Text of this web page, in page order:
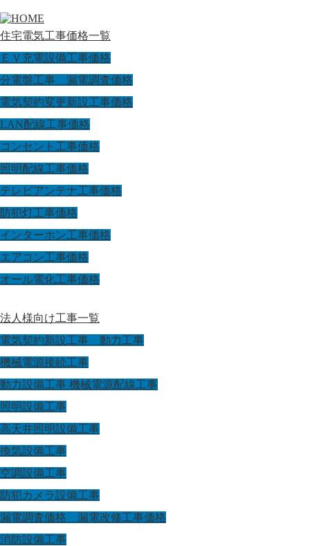
住宅電気工事価格一覧
ＥＶ充電設備工事価格
分電盤工事 漏電調査価格
電気契約変更新設工事価格
LAN配線工事価格
コンセント工事価格
照明配線工事価格
テレビアンテナ工事価格
防犯灯工事価格
インターホン工事価格
エアコン工事価格
オール電化工事価格
法人様向け工事一覧
電気契約新設工事 動力工事
機械電源接続工事
動力設備工事 機械電源配線工事
照明設備工事
高天井照明設備工事
換気設備工事
空調設備工事
防犯カメラ設備工事
漏電調査価格 漏電改修工事価格
消防設備工事